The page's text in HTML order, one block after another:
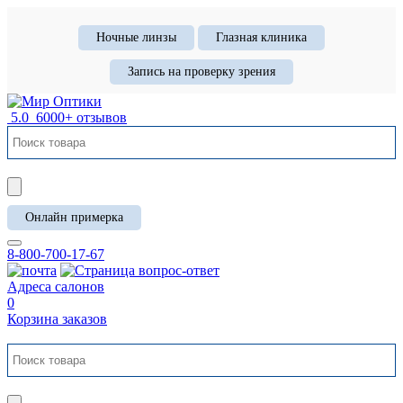
Ночные линзы Глазная клиника
Запись на проверку зрения
5.0 6000+ отзывов
Онлайн примерка
8-800-700-17-67
Адреса салонов
0
Корзина заказов